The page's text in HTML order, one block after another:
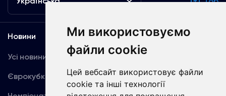
Ми використовуємо
файли cookie
Цей вебсайт використовує файли
cookie та інші технології
Новини
Усі новини
Єврокубки
Медіа
Динамо TV
Фотогалерея